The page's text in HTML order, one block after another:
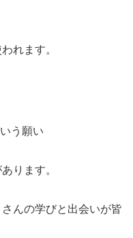
れます。
う願い
ります。
んの学びと出会いが皆